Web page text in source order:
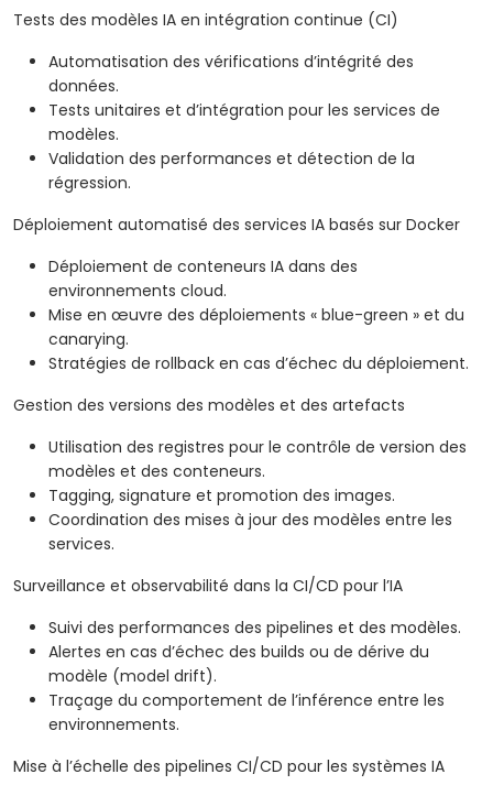
Tests des modèles IA en intégration continue (CI)
Automatisation des vérifications d’intégrité des
données.
Tests unitaires et d’intégration pour les services de
modèles.
Validation des performances et détection de la
régression.
Déploiement automatisé des services IA basés sur Docker
Déploiement de conteneurs IA dans des
environnements cloud.
Mise en œuvre des déploiements « blue-green » et du
canarying.
Stratégies de rollback en cas d’échec du déploiement.
Gestion des versions des modèles et des artefacts
Utilisation des registres pour le contrôle de version des
modèles et des conteneurs.
Tagging, signature et promotion des images.
Coordination des mises à jour des modèles entre les
services.
Surveillance et observabilité dans la CI/CD pour l’IA
Suivi des performances des pipelines et des modèles.
Alertes en cas d’échec des builds ou de dérive du
modèle (model drift).
Traçage du comportement de l’inférence entre les
environnements.
Mise à l’échelle des pipelines CI/CD pour les systèmes IA